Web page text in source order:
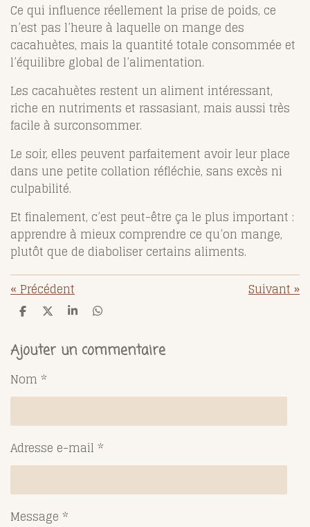
Ce qui influence réellement la prise de poids, ce
n’est pas l’heure à laquelle on mange des
cacahuètes, mais la quantité totale consommée et
l’équilibre global de l’alimentation.
Les cacahuètes restent un aliment intéressant,
riche en nutriments et rassasiant, mais aussi très
facile à surconsommer.
Le soir, elles peuvent parfaitement avoir leur place
dans une petite collation réfléchie, sans excès ni
culpabilité.
Et finalement, c’est peut-être ça le plus important :
apprendre à mieux comprendre ce qu’on mange,
plutôt que de diaboliser certains aliments.
«Précédent Suivant»
P
t
a
e
r
P
t
a
r
P
t
a
r
P
t
a
r
Ajouter un commentaire
Nom *
Adresse e-mail *
Message *